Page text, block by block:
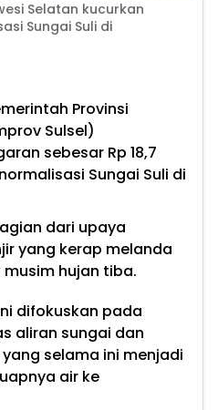
Selatan kucurkan
Sungai Suli di
Provinsi
Sulsel)
sebesar Rp 18,7
Sungai Suli di
dari upaya
yang kerap melanda
hujan tiba.
difokuskan pada
aliran sungai dan
selama ini menjadi
air ke